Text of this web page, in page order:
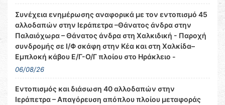
Συνέχεια ενημέρωσης αναφορικά με τον εντοπισμό 45
αλλοδαπών στην Ιεράπετρα –Θάνατος άνδρα στην
Παλαιόχωρα – Θάνατος άνδρα στη Χαλκιδική - Παροχή
συνδρομής σε Ι/Φ σκάφη στην Κέα και στη Χαλκίδα–
Εμπλοκή κάβου Ε/Γ-Ο/Γ πλοίου στο Ηράκλειο -
06/08/26
Εντοπισμός και διάσωση 40 αλλοδαπών στην
Ιεράπετρα – Απαγόρευση απόπλου πλοίου μεταφοράς